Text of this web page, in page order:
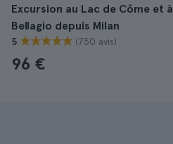
Excursion au Lac de Côme et à
Bellagio depuis Milan
5 (750 avis)
96 €